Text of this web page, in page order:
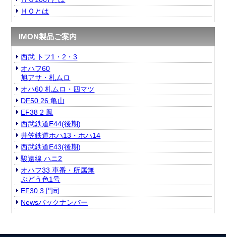
ＨＯとは
IMON製品ご案内
西武 トフ1・2・3
オハフ60
旭アサ・札ムロ
オハ60 札ムロ・四マツ
DF50 26 亀山
EF38 2 鳳
西武鉄道E44(後期)
井笠鉄道ホハ13・ホハ14
西武鉄道E43(後期)
駿遠線 ハニ2
オハフ33 車番・所属無
ぶどう色1号
EF30 3 門司
Newsバックナンバー